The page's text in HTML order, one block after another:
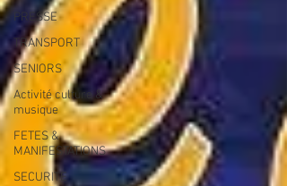
PRESSE
TRANSPORT
SENIORS
Activité culture &
musique
FETES &
MANIFESTATIONS
SECURITE